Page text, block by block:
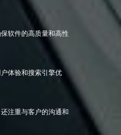
软件的高质量和高性
体验和搜索引擎优
注重与客户的沟通和